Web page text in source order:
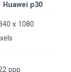
Huawei p30
x 1080
ppp